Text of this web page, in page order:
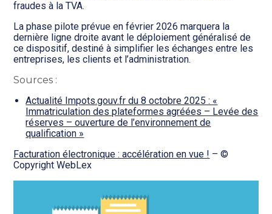
fraudes à la TVA.
La phase pilote prévue en février 2026 marquera la
dernière ligne droite avant le déploiement généralisé de
ce dispositif, destiné à simplifier les échanges entre les
entreprises, les clients et l’administration.
Sources :
Actualité Impots.gouv.fr du 8 octobre 2025 : «
Immatriculation des plateformes agréées – Levée des
réserves – ouverture de l’environnement de
qualification »
Facturation électronique : accélération en vue ! – ©
Copyright WebLex